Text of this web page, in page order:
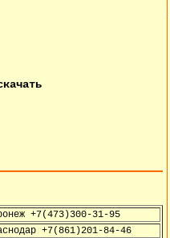
+7(473)300-31-95
+7(861)201-84-46